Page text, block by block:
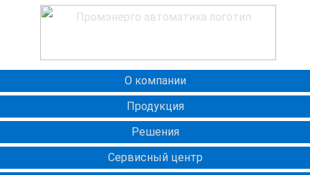
О компании
Продукция
Решения
Сервисный центр